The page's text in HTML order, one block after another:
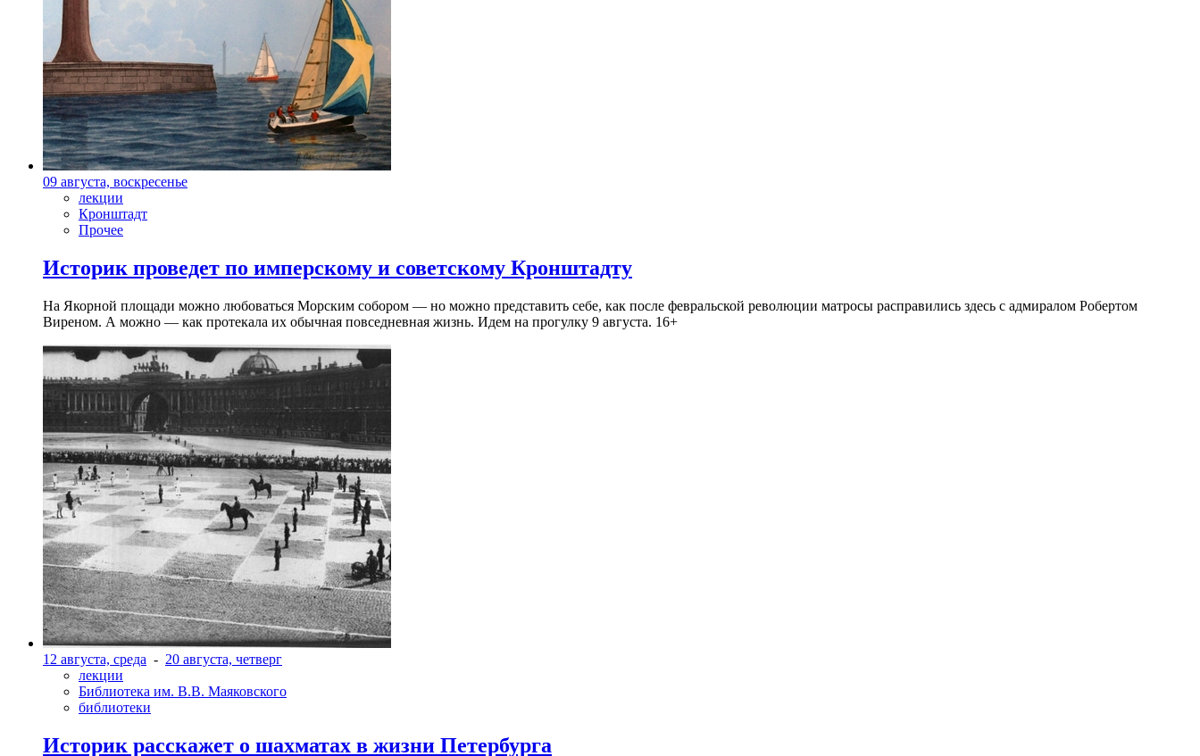
09 августа, воскресенье
лекции
Кронштадт
Прочее
Историк проведет по имперскому и советскому Кронштадту
На Якорной площади можно любоваться Морским собором — но можно представить себе, как после февральской революции матросы расправились здесь с адмиралом Робертом
Виреном. А можно — как протекала их обычная повседневная жизнь. Идем на прогулку 9 августа. 16+
12 августа, среда - 20 августа, четверг
лекции
Библиотека им. В.В. Маяковского
библиотеки
Историк расскажет о шахматах в жизни Петербурга